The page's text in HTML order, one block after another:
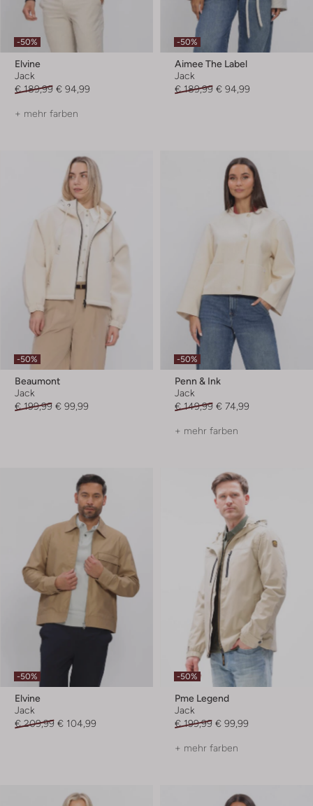
-50%
Elvine
Jack
€ 189,99 € 94,99
+ mehr farben
-50%
Aimee The Label
Jack
€ 189,99 € 94,99
-50%
Beaumont
Jack
€ 199,99 € 99,99
-50%
Penn & Ink
Jack
€ 149,99 € 74,99
+ mehr farben
-50%
Elvine
Jack
€ 209,99 € 104,99
-50%
Pme Legend
Jack
€ 199,99 € 99,99
+ mehr farben